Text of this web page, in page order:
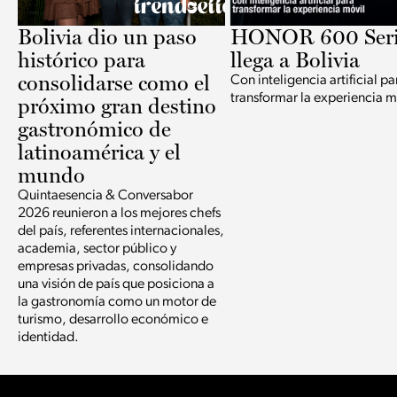
Bolivia dio un paso
histórico para
consolidarse como el
próximo gran destino
gastronómico de
latinoamérica y el
mundo
Quintaesencia & Conversabor
2026 reunieron a los mejores chefs
del país, referentes internacionales,
academia, sector público y
empresas privadas, consolidando
una visión de país que posiciona a
la gastronomía como un motor de
turismo, desarrollo económico e
identidad.
HONOR 600
llega a Bolivia
Con inteligencia artificial
transformar la experiencia